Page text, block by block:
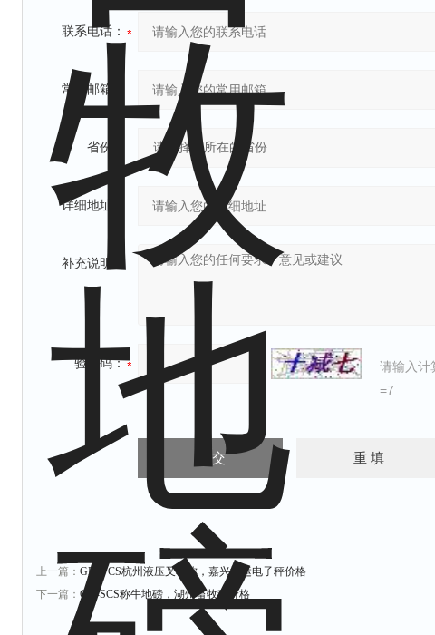
联系电话：
常用邮箱：
省份：
详细地址：
补充说明：
验证码：
请输入计
=7
上一篇： GH-YCS杭州液压叉车称，嘉兴搬运电子秤价格
下一篇： GH-SCS称牛地磅，湖州畜牧秤价格